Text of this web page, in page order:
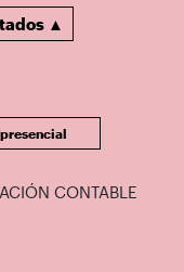
▲
CONTABLE